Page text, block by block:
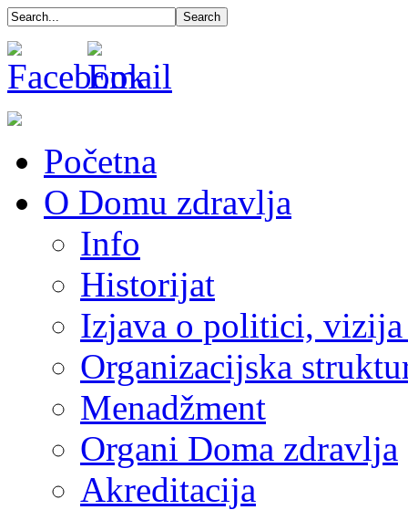
Početna
O Domu zdravlja
Info
Historijat
Izjava o politici,
Organizacijska
Menadžment
Organi Doma zdravlja
Akreditacija